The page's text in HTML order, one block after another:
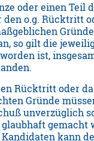
oder einen Teil
den o.g. Rücktritt
so gilt die
ist,
Rücktritt oder
Gründe
unverzüglich
glaubhaft gemacht
kann